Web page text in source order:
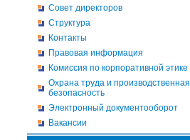
Совет директоров
Структура
Контакты
Правовая информация
Комиссия по корпоративной этике
Охрана труда и производственная
безопасность
Электронный документооборот
Вакансии